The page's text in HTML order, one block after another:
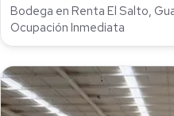
Bodega en Renta El Salto,
Ocupación Inmediata